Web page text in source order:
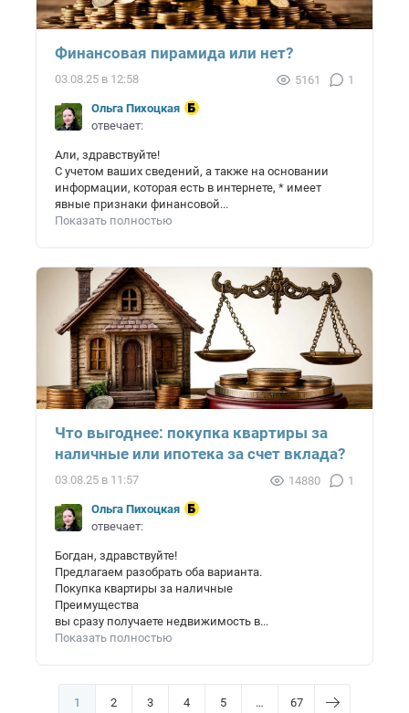
Финансовая пирамида или нет?
03.08.25 в 12:58 5161 1
Ольга Пихоцкая
отвечает:
Али, здравствуйте!
С учетом ваших сведений, а также на основании
информации, которая есть в интернете, * имеет
явные признаки финансовой...
Показать полностью
Что выгоднее: покупка квартиры за
наличные или ипотека за счет вклада?
03.08.25 в 11:57 14880 1
Ольга Пихоцкая
отвечает:
Богдан, здравствуйте!
Предлагаем разобрать оба варианта.
Покупка квартиры за наличные
Преимущества
вы сразу получаете недвижимость в...
Показать полностью
1 2 3 4 5 … 67